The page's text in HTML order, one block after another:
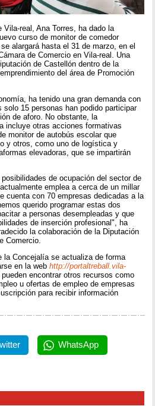
real, Ana Torres, ha dado la
curso de monitor de comedor
alargará hasta el 31 de marzo, en el
de Comercio en Vila-real. Una
de Castellón dentro de la
del área de Promoción
ha tenido una gran demanda con
15 personas han podido participar
de aforo. No obstante, la
incluye otras acciones formativas
monitor de autobús escolar que
y otros, como uno de logística y
elevadoras, que se impartirán
de ocupación del sector de
emplea a cerca de un millar
cuenta con 70 empresas dedicadas a la
querido programar estas dos
a personas desempleadas y que
de inserción profesional", ha
la colaboración de la Diputación
Comercio.
la Concejalía se actualiza de forma
en la webhttp://portaltreball.vila-
encontrar otros recursos como
u ofertas de empleo de empresas
para recibir información
WhatsApp